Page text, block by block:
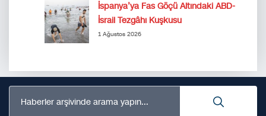
İspanya’ya Fas Göçü Altındaki ABD-
İsrail Tezgâhı Kuşkusu
1 Ağustos 2026
Haberler arşivinde arama yapın...